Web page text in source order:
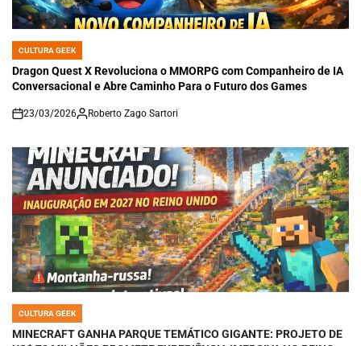
POSTED
IN
CULTURA GEEK
Dragon Quest X Revoluciona o MMORPG com Companheiro de IA
Conversacional e Abre Caminho Para o Futuro dos Games
on
23/03/2026 Roberto Zago Sartori
POSTED
MINECRAFT GANHA PARQUE TEMÁTICO GIGANTE: PROJETO DE
US$ 70 MILHÕES PROMETE EXPERIÊNCIA IMERSIVA NO REINO